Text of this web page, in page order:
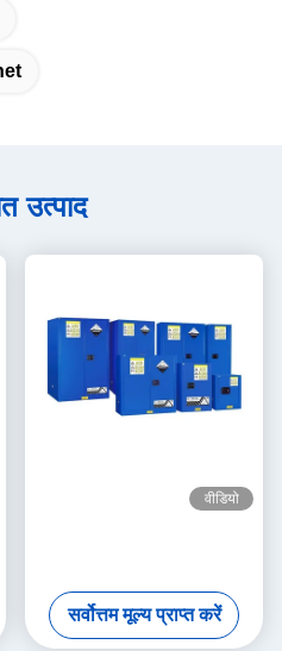
उत्पाद
वीडियो
सर्वोत्तम मूल्य प्राप्त करें